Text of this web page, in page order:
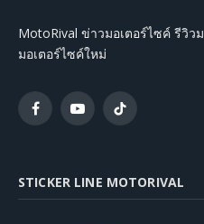
MotoRival ข่าวมอเตอร์ไซค์ รีวิว
มอเตอร์ไซค์ใหม่
FacebookYouTubeTikTok
STICKER LINE MOTORIVAL